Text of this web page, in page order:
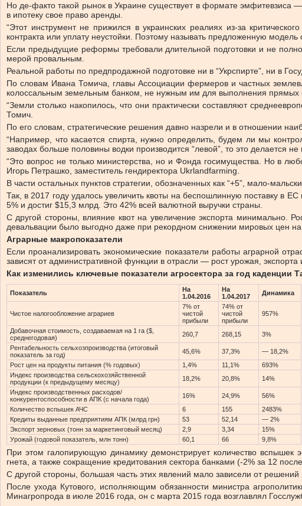
Но де-факто такой рынок в Украине существует в формате эмфитевзиса
в ипотеку свое право аренды.
“Этот инструмент не прижился в украинских реалиях из-за
контракта или уплату неустойки. Поэтому называть предложенную
Если предыдущие реформы требовали длительной подготовки и не
мерой провальным.
Реальной работы по предпродажной подготовке ни в “Укрспирте”, ни в
По словам Ивана Томича, главы Ассоциации фермеров и частных
колоссальным земельным банком, не нужным им для выполнения прямых
“Земли столько накопилось, что они практически составляют
Томич.
По его словам, стратегические решения давно назрели и в отношении
“Например, что касается спирта, нужно определить, будем ли мы
заводах больше половины водки производится “левой”, то это делается
“Это вопрос не только министерства, но и Фонда госимущества. Но в
Игорь Петрашко, заместитель гендиректора Ukrlandfarming.
В части остальных пунктов стратегии, обозначенных как “+5”, мало-
Так, в 2017 году удалось увеличить квоты на беспошлинную поставку в
5% и достиг $15,3 млрд. Это 42% всей валютной выручки страны.
С другой стороны, влияние квот на увеличение экспорта минимально.
девальвации было выгодно даже при рекордном снижении мировых цен на
Аграрные макропоказатели
Если проанализировать экономические показатели работы аграрной
зависят от административной функции в отрасли — рост урожая, экспорта
Как изменились ключевые показатели агросектора за год каденции
Показатель
На
1.04.2016
На
1.04.2017
Динамика
Чистое налогообложение аграриев
7% от
чистой
прибыли
74% от
чистой
прибыли
957%
Добавочная стоимость, создаваемая на 1 га ($,
среднегодовая)
260,7 268,15
3%
Рентабельность сельхозпроизводства (итоговый
показатель за год)
45,6% 37,3%
— 18,2%
Рост цен на продукты питания (% годовых)
1,4% 11,1%
693%
Индекс производства сельскохозяйственной
продукции (к предыдущему месяцу)
18,2% 20,8%
14%
Индекс производственных расходов/
конкурентоспособности в АПК (с начала года)
16% 24,9%
56%
Количество вспышек АЧС
6 155
2483%
Кредиты выданные предприятиям АПК (млрд грн)
53 52,14
— 2%
Экспорт зерновых (тонн за маркетинговый месяц)
2,9 3,34
15%
Урожай (годовой показатель, млн тонн)
60,1 66 9,8%
При этом галопирующую динамику демонстрирует количество вспышек
гнета, а также сокращение кредитования сектора банками (-2% за 12
С другой стороны, большая часть этих явлений мало зависели от решений
После ухода Кутового, исполняющим обязанности министра
Минагропрода в июле 2016 года, он с марта 2015 года возглавлял